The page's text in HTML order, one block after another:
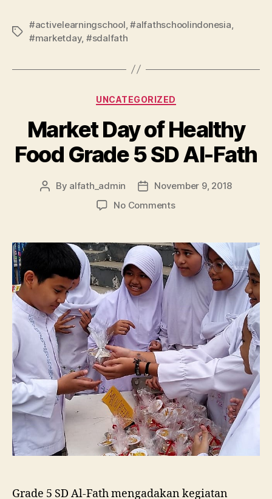
#activelearningschool ,#alfathschoolindonesia
#marketday, #sdalfath
UNCATEGORIZED
Market Day of Healthy
Food Grade 5 SD Al-Fath
By alfath_admin
November 9, 2018
No Comments
Grade 5 SD Al-Fath mengadakan kegiatan